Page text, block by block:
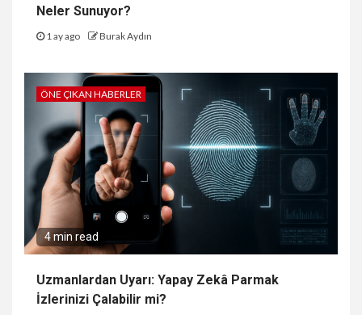
Neler Sunuyor?
1 ay ago Burak Aydın
ÖNE ÇIKAN HABERLER
4 min read
Uzmanlardan Uyarı: Yapay Zekâ Parmak
İzlerinizi Çalabilir mi?